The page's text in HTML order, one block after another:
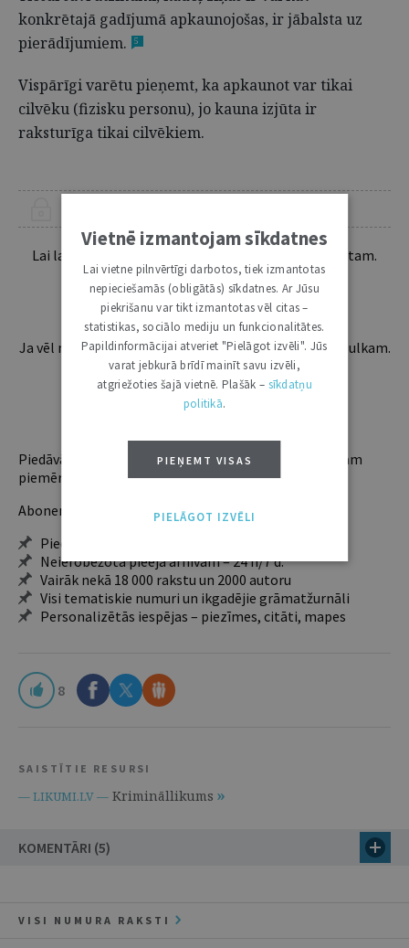
konkrētajā gadījumā apkaunojošas, ir jābalsta uz
pierādījumiem.
5
Vispārīgi varētu pieņemt, ka apkaunot var tikai
cilvēku (fizisku personu), jo kauna izjūta ir
raksturīga tikai cilvēkiem.
Lai lasītu šo rakstu tālāk, Tev jābūt žurnāla abonentam.
Esošos abonentus lūdzam autorizēties:
Ja vēl neesi abonents, aicinām pievienoties lasītāju pulkam.
Iegūsi tūlītēju piekļuvi digitālajam saturam!
Piedāvājam trīs abonementu veidus. Vienam lietotājam
piemērotākais ir "Mazais" (3, 6 un 12 mēnešiem).
Abonentu ieguvumi:
Pieeja jaunākajam izdevumam
Neierobežota pieeja arhīvam – 24 h/7 d.
Vairāk nekā 18 000 rakstu un 2000 autoru
Visi tematiskie numuri un ikgadējie grāmatžurnāli
Personalizētās iespējas – piezīmes, citāti, mapes
8
SAISTĪTIE RESURSI
— LIKUMI.LV — Krimināllikums
KOMENTĀRI (5)
VISI NUMURA RAKSTI
Vietnē izmantojam sīkdatnes
Lai vietne pilnvērtīgi darbotos, tiek izmantotas
nepieciešamās (obligātās) sīkdatnes. Ar Jūsu
piekrišanu var tikt izmantotas vēl citas –
statistikas, sociālo mediju un funkcionalitātes.
Papildinformācijai atveriet "Pielāgot izvēli". Jūs
varat jebkurā brīdī mainīt savu izvēli,
atgriežoties šajā vietnē. Plašāk – sīkdatņu
politikā.
PIEŅEMT VISAS
PIELĀGOT IZVĒLI